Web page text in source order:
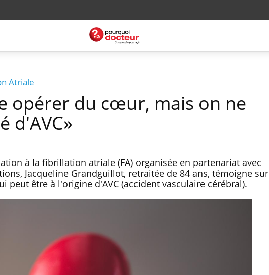
Atriale
opérer du cœur, mais on ne
d'AVC»
à la fibrillation atriale (FA) organisée en partenariat avec
Jacqueline Grandguillot, retraitée de 84 ans, témoigne sur
peut être à l'origine d'AVC (accident vasculaire cérébral).